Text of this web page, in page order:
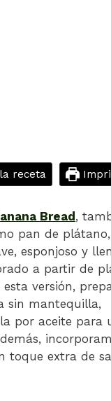
receta
Bread,
pan de
esponjoso y
a partir de
versión,
sin mantequilla,
por aceite para
toque extra de